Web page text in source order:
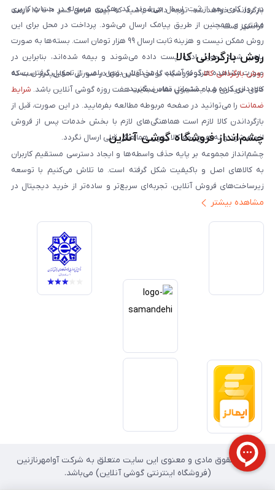
بازگردانده خواهد شد. توجه داشته باشید که بیمه شامل کسر ۱۰ تا ۱۵ درصد
فرانشیز است.
در روز کاری بعد از ثبت، ارسال می‌شوند. کد رهگیری مرسوله در حساب کاربری
مشتری و همچنین از طریق پیامک ارسال می‌شود. پرداخت در محل برای این
روش ممکن نیست و هزینه ثابت ارسال ۹۹ هزار تومان است. بسته‌ها به صورت
پلمپ شده تحویل اداره پست داده می‌شوند و بیمه شده‌اند، بنابراین در
صورت مشاهده هرگونه آسیب یا مخدوش بودن پلمپ، از تحویل گرفتن بسته
خودداری کرده و با پشتیبانی تماس بگیرید.
روش بازگردانی کالا
روش بازگردانی کالادر فروشگاه گوشی آنلاین تنها در صورتی امکان‌پذیر است که
کالای خریداری شده مشمول مفاد ضمانت هفت روزه گوشی آنلاین باشد. شرایط
ضمانت را می‌توانید در صفحه مربوطه مطالعه بفرمایید. در این صورت، قبل از
بازگرداندن کالا لازم است هماهنگی‌های لازم با بخش خدمات پس از فروش
انجام شود و به هیچ‌وجه کالا بدون هماهنگی قبلی ارسال نگردد.
چشم‌انداز فروشگاه گوشی آنلاین
چشم‌انداز مجموعه بر پایه حذف واسطه‌ها و ایجاد دسترسی مستقیم کاربران
به کالاهای اصل و باکیفیت شکل گرفته است. ما تلاش می‌کنیم با توسعه
زیرساخت‌های فروش آنلاین، تجربه‌ای سریع‌تر و ساده‌تر از خرید دیجیتال در
ایران ارائه دهیم. تبدیل‌شدن به مرجعی قابل اعتماد برای خرید کالای دیجیتال،
خدمات و به‌روزرسانی مداوم محصولات، مسیر ما را روشن‌تر می‌کند. ما باور
داریم آینده بازار دیجیتال متعلق به کسب‌وکارهایی است که صداقت و شفافیت
را در اولویت قرار می‌دهند. گوشی آنلاین با تکیه بر تجربه و تخصص، با قدرت به
سمت تحقق این چشم‌انداز حرکت می‌کند.
مشاهده بیشتر
تمامی حقوق مادی و معنوی این سایت متعلق به شرکت آوامهرنازنین
(فروشگاه اینترنتی گوشی آنلاین) می‌باشد.